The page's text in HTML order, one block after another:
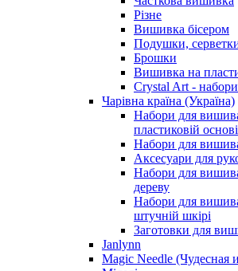
Різне
Вишивка бісером
Подушки,
Брошки
Вишивка на
Crystal Art -
Чарівна країна (Україна)
Набори для
пластиковій основі
Набори для
Аксесуари для
Набори для
дереву
Набори для
штучній шкірі
Заготовки для
Janlynn
Magic Needle